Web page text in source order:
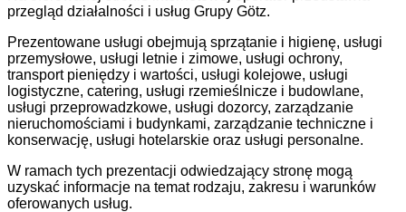
przegląd działalności i usług Grupy Götz.
Prezentowane usługi obejmują sprzątanie i higienę, usługi
przemysłowe, usługi letnie i zimowe, usługi ochrony,
transport pieniędzy i wartości, usługi kolejowe, usługi
logistyczne, catering, usługi rzemieślnicze i budowlane,
usługi przeprowadzkowe, usługi dozorcy, zarządzanie
nieruchomościami i budynkami, zarządzanie techniczne i
konserwację, usługi hotelarskie oraz usługi personalne.
W ramach tych prezentacji odwiedzający stronę mogą
uzyskać informacje na temat rodzaju, zakresu i warunków
oferowanych usług.